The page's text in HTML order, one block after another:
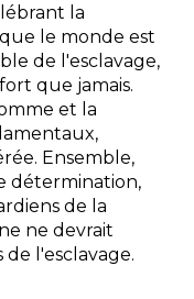
la
le monde est
de l'esclavage,
que jamais.
et la
Ensemble,
détermination,
de la
ne devrait
de l'esclavage.